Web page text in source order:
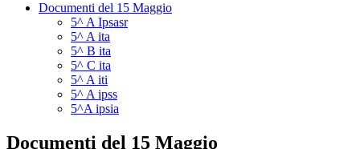
Documenti del 15 Maggio
5^ A Ipsasr
5^ A ita
5^ B ita
5^ C ita
5^ A iti
5^ A ipss
5^A ipsia
Documenti del 15 Maggio